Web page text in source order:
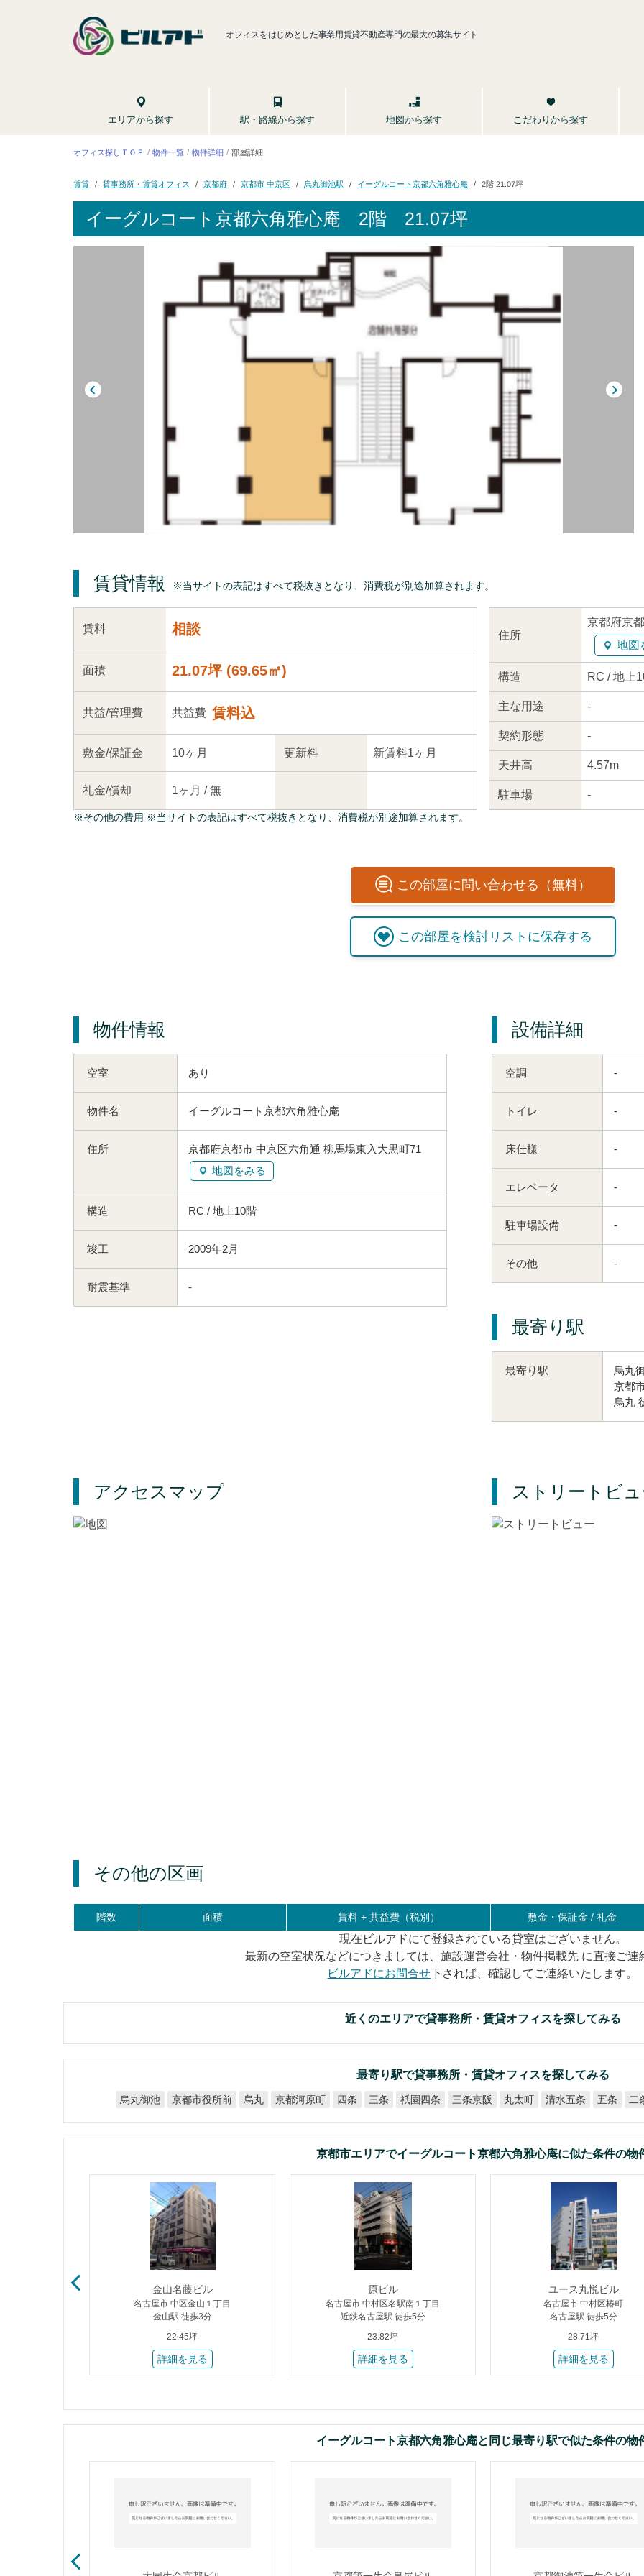
オフィスをはじめとした事業用賃貸不動産専門の最大の募集サイト
エリアから探す 駅・路線から探す 地図から探す こだわりから探す
オフィス探しＴＯＰ 物件一覧 物件詳細 部屋詳細
賃貸 貸事務所・賃貸オフィス 京都府 京都市 中京区 烏丸御池駅 イーグルコート京都六角雅心庵 2階 21.07坪
イーグルコート京都六角雅心庵 2階 21.07坪
賃貸情報 ※当サイトの表記はすべて税抜きとなり、消費税が別途加算されます。
賃料 相談
面積 21.07坪 (69.65㎡)
共益/管理費 共益費 賃料込
敷金/保証金 10ヶ月 更新料 新賃料1ヶ月
礼金/償却 1ヶ月 /無
住所
京都府京
地図
構造 RC / 地上
主な用途 -
契約形態 -
天井高 4.57m
駐車場 -
※その他の費用 ※当サイトの表記はすべて税抜きとなり、消費税が別途加算されます。
この部屋に問い合わせる（無料）
この部屋を検討リストに保存する
物件情報
空室 あり
物件名 イーグルコート京都六角雅心庵
住所
京都府京都市 中京区六角通 柳馬場東入大黒町71
地図をみる
構造 RC / 地上10階
竣工 2009年2月
耐震基準 -
設備詳細
空調 -
トイレ -
床仕様 -
エレベータ -
駐車場設備 -
その他 -
最寄り駅
最寄り駅 烏丸
京都
烏丸
アクセスマップ ストリートビ
その他の区画
階数 面積 賃料 +共益費（税別） 敷金・保証金 / 礼金
現在ビルアドにて登録されている貸室はございません。
最新の空室状況などにつきましては、施設運営会社・物件掲載先 に直接ご連
ビルアドにお問合せ下されば、確認してご連絡いたします。
近くのエリアで貸事務所・賃貸オフィスを探してみる
最寄り駅で貸事務所・賃貸オフィスを探してみる
烏丸御池 京都市役所前 烏丸 京都河原町 四条 三条 祇園四条 三条京阪 丸太町 清水五条 五条 二
京都市エリアでイーグルコート京都六角雅心庵に似た条件の物
金山名藤ビル
名古屋市 中区金山１丁目
金山駅 徒歩3分
22.45坪
詳細を見る
原ビル
名古屋市 中村区名駅南１丁目
近鉄名古屋駅 徒歩5分
23.82坪
詳細を見る
ユース丸悦ビル
名古屋市 中村区椿町
名古屋駅 徒歩5分
28.71坪
詳細を見る
イーグルコート京都六角雅心庵と同じ最寄り駅で似た条件の物